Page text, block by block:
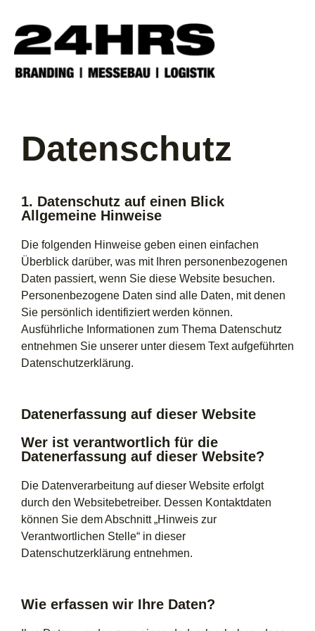
Datenschutz
1. Datenschutz auf einen Blick
Allgemeine Hinweise
Die folgenden Hinweise geben einen einfachen
Überblick darüber, was mit Ihren personenbezogenen
Daten passiert, wenn Sie diese Website besuchen.
Personenbezogene Daten sind alle Daten, mit denen
Sie persönlich identifiziert werden können.
Ausführliche Informationen zum Thema Datenschutz
entnehmen Sie unserer unter diesem Text aufgeführten
Datenschutzerklärung.
Datenerfassung auf dieser Website
Wer ist verantwortlich für die
Datenerfassung auf dieser Website?
Die Datenverarbeitung auf dieser Website erfolgt
durch den Websitebetreiber. Dessen Kontaktdaten
können Sie dem Abschnitt „Hinweis zur
Verantwortlichen Stelle“ in dieser
Datenschutzerklärung entnehmen.
Wie erfassen wir Ihre Daten?